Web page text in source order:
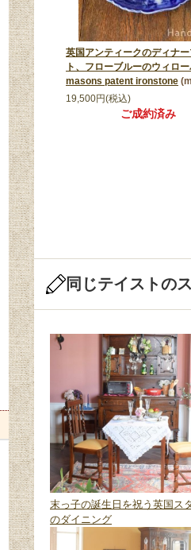
英国アンティークのディナ
ト、フローブルーのウィロ
masons patent ironstone
19,500円(税込)
ご成約済み
同じテイストの
末っ子の誕生日を祝う英国ス
のダイニング